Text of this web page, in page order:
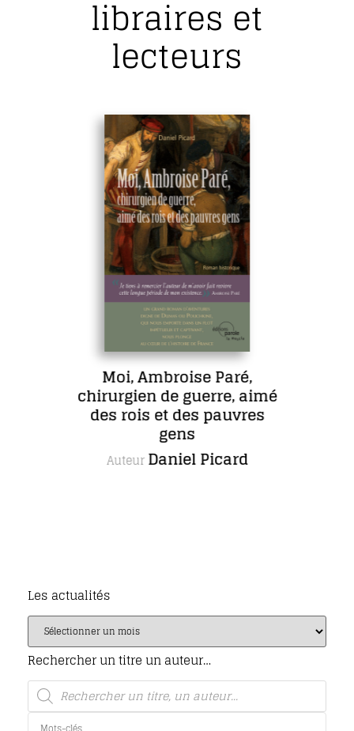
libraires et
lecteurs
Moi, Ambroise Paré,
chirurgien de guerre, aimé
des rois et des pauvres
gens
Auteur Daniel Picard
Les actualités
Rechercher un titre un auteur…